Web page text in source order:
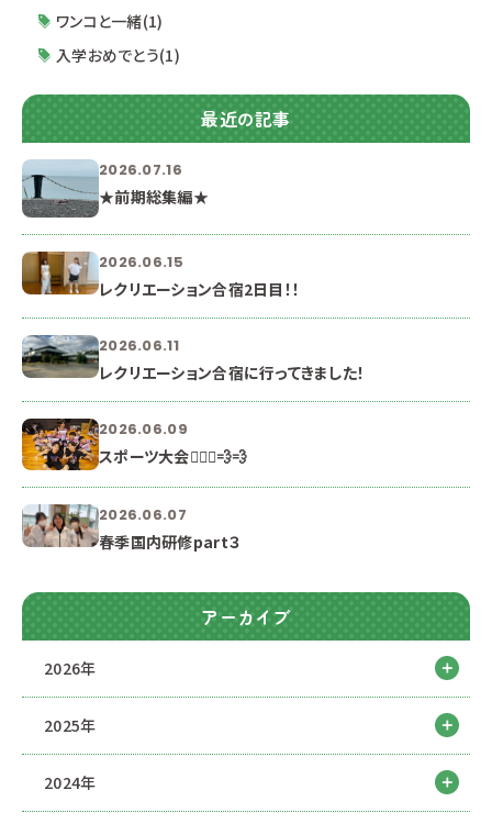
ワンコと一緒(1)
入学おめでとう(1)
最近の記事
2026.07.16
★前期総集編★
2026.06.15
レクリエーション合宿2日目！！
2026.06.11
レクリエーション合宿に行ってきました！
2026.06.09
スポーツ大会🏃🏻‍♀️💨💨
2026.06.07
春季国内研修part３
アーカイブ
2026年
2025年
2024年